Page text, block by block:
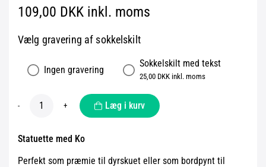
109,00 DKK inkl. moms
Vælg gravering af sokkelskilt
Ingen gravering
Sokkelskilt med tekst
25,00 DKK inkl. moms
- + Læg i kurv
Statuette med Ko
Perfekt som præmie til dyrskuet eller som bordpynt til